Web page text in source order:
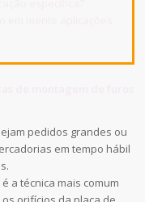
pedidos grandes ou
em tempo hábil
a técnica mais comum